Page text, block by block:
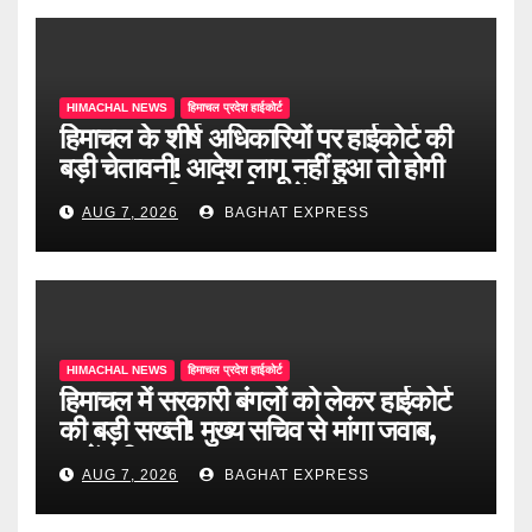
HIMACHAL NEWS हिमाचल प्रदेश हाईकोर्ट
हिमाचल के शीर्ष अधिकारियों पर हाईकोर्ट की
बड़ी चेतावनी! आदेश लागू नहीं हुआ तो होगी
अवमानना की कार्रवाई, जानें पूरी खबर
AUG 7, 2026 BAGHAT EXPRESS
HIMACHAL NEWS हिमाचल प्रदेश हाईकोर्ट
हिमाचल में सरकारी बंगलों को लेकर हाईकोर्ट
की बड़ी सख्ती! मुख्य सचिव से मांगा जवाब,
जानें पूरी खबर
AUG 7, 2026 BAGHAT EXPRESS